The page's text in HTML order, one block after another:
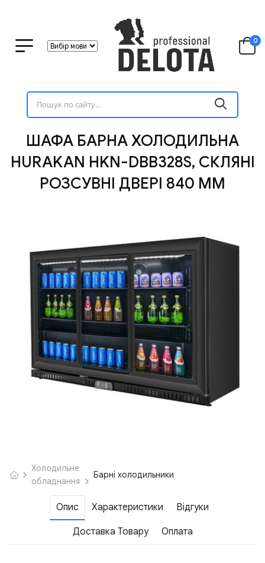
0
ШАФА БАРНА ХОЛОДИЛЬНА
HURAKAN HKN-DBB328S, СКЛЯНІ
РОЗСУВНІ ДВЕРІ 840 ММ
Холодильне
обладнання
Барні холодильники
Опис Характеристики Відгуки
Доставка Товару Оплата